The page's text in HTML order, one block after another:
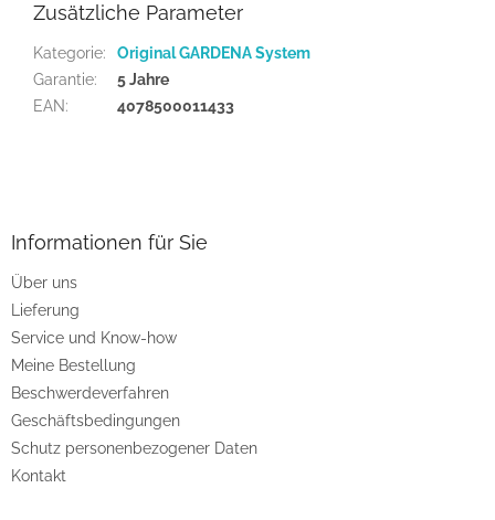
Zusätzliche Parameter
Kategorie:
Original GARDENA System
Garantie:
5 Jahre
EAN: 4078500011433
e
Informationen für Sie
Über uns
Lieferung
Service und Know-how
Meine Bestellung
Beschwerdeverfahren
Geschäftsbedingungen
Schutz personenbezogener Daten
Kontakt